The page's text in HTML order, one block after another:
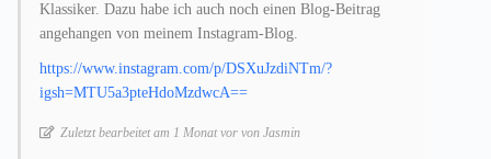
Klassiker. Dazu habe ich auch noch einen Blog-Beitrag
angehangen von meinem Instagram-Blog.
https://www.instagram.com/p/DSXuJzdiNTm/?
igsh=MTU5a3pteHdoMzdwcA==
Zuletzt bearbeitet am 1 Monat vor von Jasmin